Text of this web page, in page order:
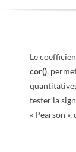
Le
cor(),
tester la
« Pearson »,